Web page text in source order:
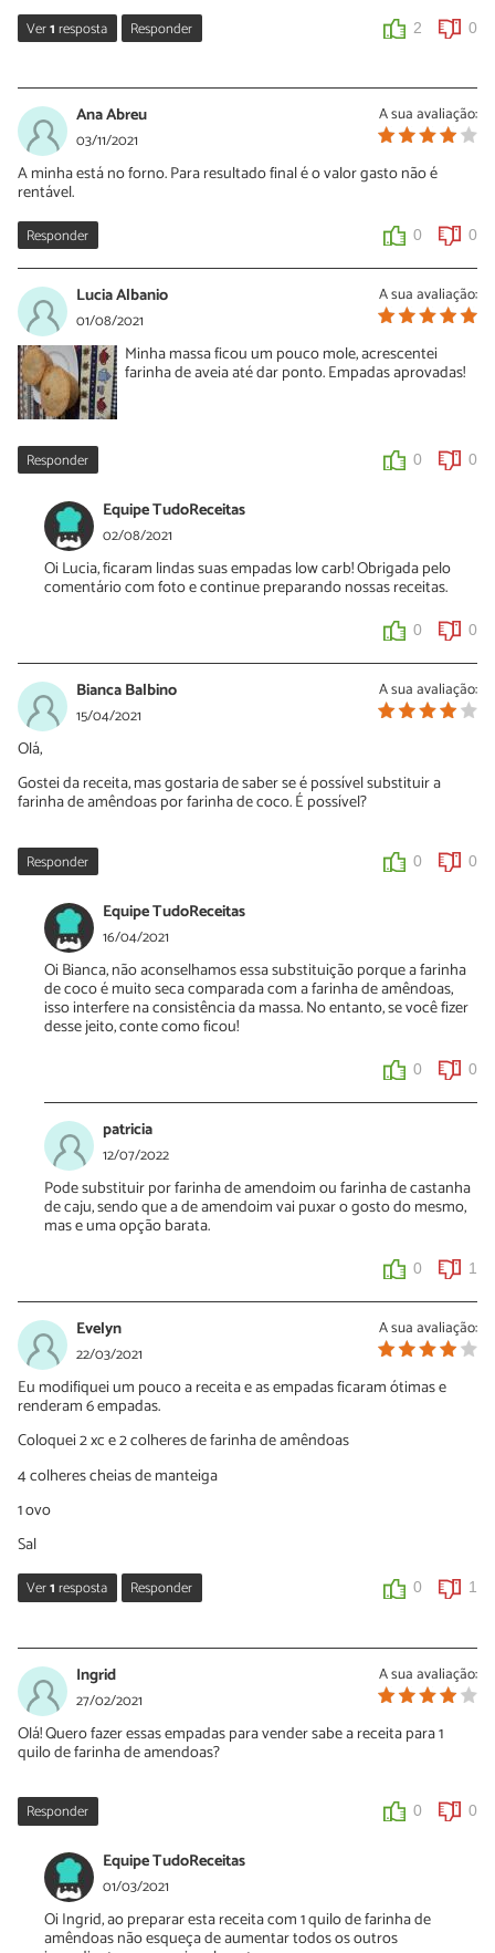
Ver1resposta Responder 2 0
11/05/2026
Você colocou na air fryer por 15 minutos. A quantos graus celcius
?
A sua avaliação:
Ana Abreu
03/11/2021
A minha está no forno. Para resultado final é o valor gasto não é
rentável.
Responder 0 0
A sua avaliação:
Lucia Albanio
01/08/2021
Minha massa ficou um pouco mole, acrescentei
farinha de aveia até dar ponto. Empadas aprovadas!
Responder 0 0
Equipe TudoReceitas
02/08/2021
Oi Lucia, ficaram lindas suas empadas low carb! Obrigada pelo
comentário com foto e continue preparando nossas receitas.
0 0
A sua avaliação:
Bianca Balbino
15/04/2021
Olá,
Gostei da receita, mas gostaria de saber se é possível substituir a
farinha de amêndoas por farinha de coco. É possível?
Responder 0 0
Equipe TudoReceitas
16/04/2021
Oi Bianca, não aconselhamos essa substituição porque a farinha
de coco é muito seca comparada com a farinha de amêndoas,
isso interfere na consistência da massa. No entanto, se você fizer
desse jeito, conte como ficou!
0 0
patricia
12/07/2022
Pode substituir por farinha de amendoim ou farinha de castanha
de caju, sendo que a de amendoim vai puxar o gosto do mesmo,
mas e uma opção barata.
0 1
A sua avaliação:
Evelyn
22/03/2021
Eu modifiquei um pouco a receita e as empadas ficaram ótimas e
renderam 6 empadas.
Coloquei 2 xc e 2 colheres de farinha de amêndoas
4 colheres cheias de manteiga
1 ovo
Sal
Ver1resposta Responder 0 1
23/03/2021
Oi Evelyn, obrigada por compartilhar essas dicas de alteração da
receita. Continue preparando nossas sugestões e dizendo o que
você acha!
A sua avaliação:
Ingrid
27/02/2021
Olá! Quero fazer essas empadas para vender sabe a receita para 1
quilo de farinha de amendoas?
Responder 0 0
Equipe TudoReceitas
01/03/2021
Oi Ingrid, ao preparar esta receita com 1 quilo de farinha de
amêndoas não esqueça de aumentar todos os outros